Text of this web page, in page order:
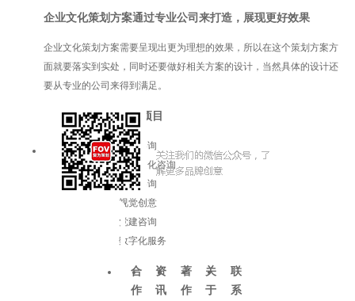
企业文化策划方案通过专业公司来打造，展现更好效果
企业文化策划方案需要呈现出更为理想的效果，所以在这个策划方案方
面就要落实到实处，同时还要做好相关方案的设计，当然具体的设计还
要从专业的公司来得到满足。
服务项目
品牌咨询
企业文化咨询
增长咨询
视觉创意
党建咨询
数字化服务
合
作
资
讯
著
作
关
于
联
系